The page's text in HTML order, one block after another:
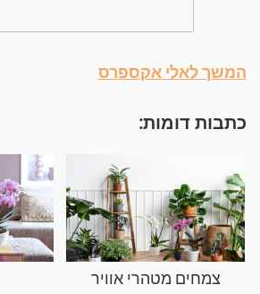
המשך לאלי אקספרס
כתבות דומות:
צמחים מטהרי אוויר